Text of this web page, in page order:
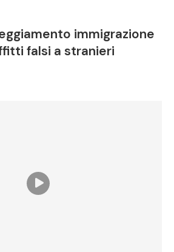
immigrazione
falsi a stranieri